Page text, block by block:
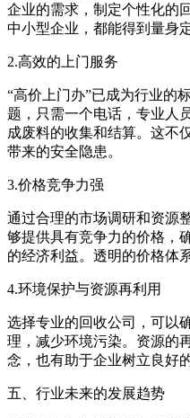
企业的需求，制定个性化的
中小型企业，都能得到量身
2.高效的上门服务
“高价上门办”已成为行业的
题，只需一个电话，专业人
成废料的收集和结算。这不
带来的安全隐患。
3.价格竞争力强
通过合理的市场调研和资源
够提供具有竞争力的价格，
的经济利益。透明的价格体
4.环境保护与资源再利用
选择专业的回收公司，可以
理，减少环境污染。资源的
念，也有助于企业树立良好
五、行业未来的发展趋势